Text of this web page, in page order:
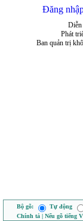
Đăng
Diễn
Phát
Ban quản trị
Bộ gõ: Tự động
Chính tả | Nếu gõ tiếng